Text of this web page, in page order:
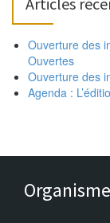
Ouverture des
Ouvertes
Ouverture des
Agenda :